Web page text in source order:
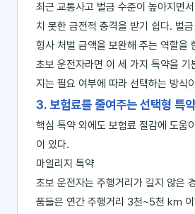
최근 교통사고 벌금 수준이 높아지면
치 못한 금전적 충격을 받기 쉽다. 벌
형사 처벌 금액을 보완해 주는 역할을
초보 운전자라면 이 세 가지 특약을 기
지는 필요 여부에 따라 선택하는 방식
3. 보험료를 줄여주는 선택형 특
핵심 특약 외에도 보험료 절감에 도움
이 있다.
마일리지 특약
초보 운전자는 주행거리가 길지 않은
품들은 연간 주행거리 3천~5천 km